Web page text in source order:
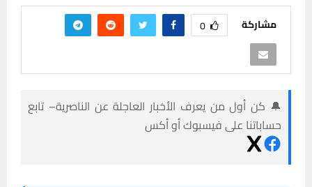
مشاركة 0
🔔 كن أول من يعرف الأخبار العاجلة عن الناصرية– تابع
حساباتنا على فيسبوك أو أكس